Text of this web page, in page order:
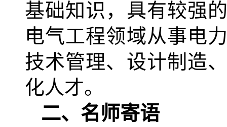
基础知识，具有较强
电气工程领域从事电
技术管理、设计制造
化人才。
二、名师寄语